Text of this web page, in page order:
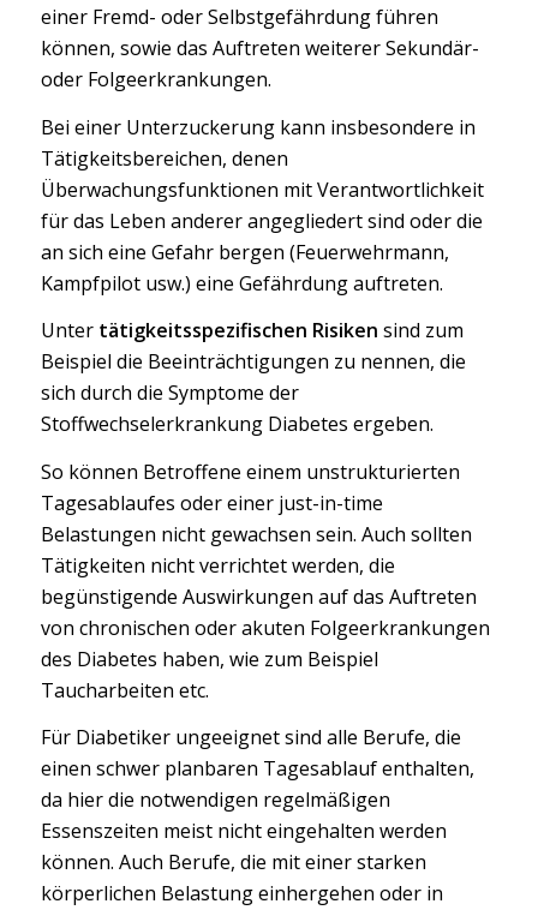
einer Fremd- oder Selbstgefährdung führen
können, sowie das Auftreten weiterer Sekundär-
oder Folgeerkrankungen.
Bei einer Unterzuckerung kann insbesondere in
Tätigkeitsbereichen, denen
Überwachungsfunktionen mit Verantwortlichkeit
für das Leben anderer angegliedert sind oder die
an sich eine Gefahr bergen (Feuerwehrmann,
Kampfpilot usw.) eine Gefährdung auftreten.
Unter tätigkeitsspezifischen Risiken sind zum
Beispiel die Beeinträchtigungen zu nennen, die
sich durch die Symptome der
Stoffwechselerkrankung Diabetes ergeben.
So können Betroffene einem unstrukturierten
Tagesablaufes oder einer just-in-time
Belastungen nicht gewachsen sein. Auch sollten
Tätigkeiten nicht verrichtet werden, die
begünstigende Auswirkungen auf das Auftreten
von chronischen oder akuten Folgeerkrankungen
des Diabetes haben, wie zum Beispiel
Taucharbeiten etc.
Für Diabetiker ungeeignet sind alle Berufe, die
einen schwer planbaren Tagesablauf enthalten,
da hier die notwendigen regelmäßigen
Essenszeiten meist nicht eingehalten werden
können. Auch Berufe, die mit einer starken
körperlichen Belastung einhergehen oder in